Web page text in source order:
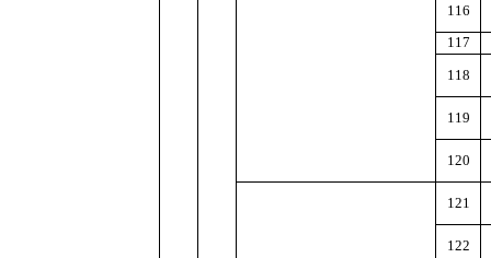
116
117
118
119
120
121
122